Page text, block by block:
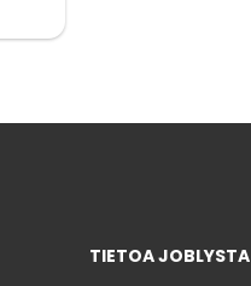
TIETOA JOBLYSTA